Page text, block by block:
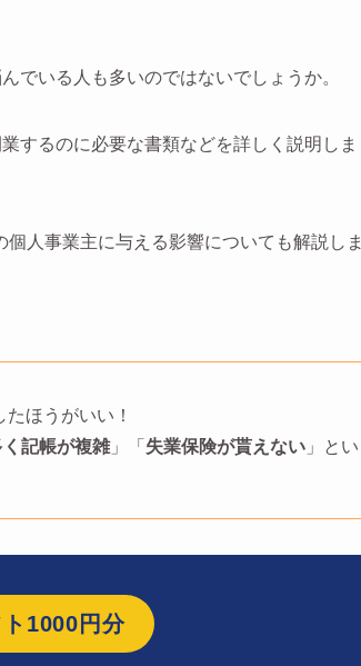
でいる人も多いのではないでしょうか。
するのに必要な書類などを詳しく説明しま
人事業主に与える影響についても解説しま
たほうがいい！
記帳が複雑」「 失業保険が貰えない 」とい
1000円分